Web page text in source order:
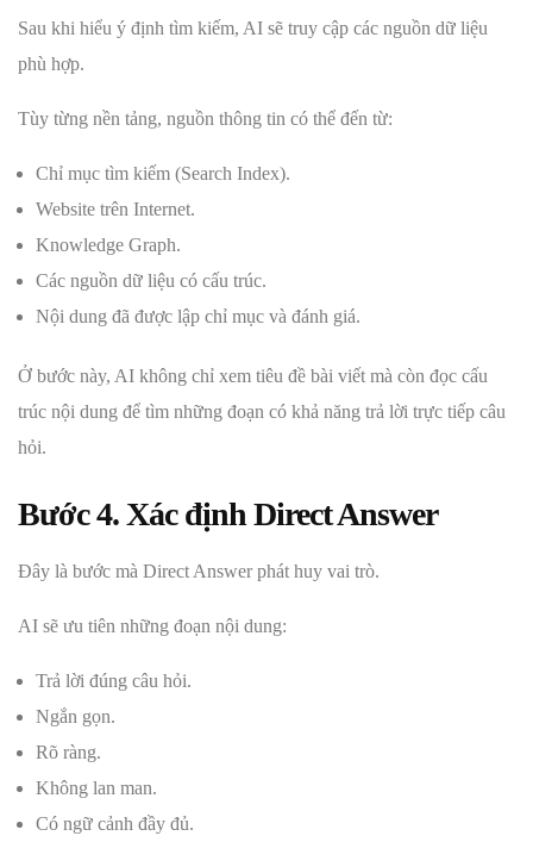
Sau khi hiểu ý định tìm kiếm, AI sẽ truy cập các nguồn dữ liệu
phù hợp.
Tùy từng nền tảng, nguồn thông tin có thể đến từ:
Chỉ mục tìm kiếm (Search Index).
Website trên Internet.
Knowledge Graph.
Các nguồn dữ liệu có cấu trúc.
Nội dung đã được lập chỉ mục và đánh giá.
Ở bước này, AI không chỉ xem tiêu đề bài viết mà còn đọc cấu
trúc nội dung để tìm những đoạn có khả năng trả lời trực tiếp câu
hỏi.
Bước 4. Xác định Direct Answer
Đây là bước mà Direct Answer phát huy vai trò.
AI sẽ ưu tiên những đoạn nội dung:
Trả lời đúng câu hỏi.
Ngắn gọn.
Rõ ràng.
Không lan man.
Có ngữ cảnh đầy đủ.